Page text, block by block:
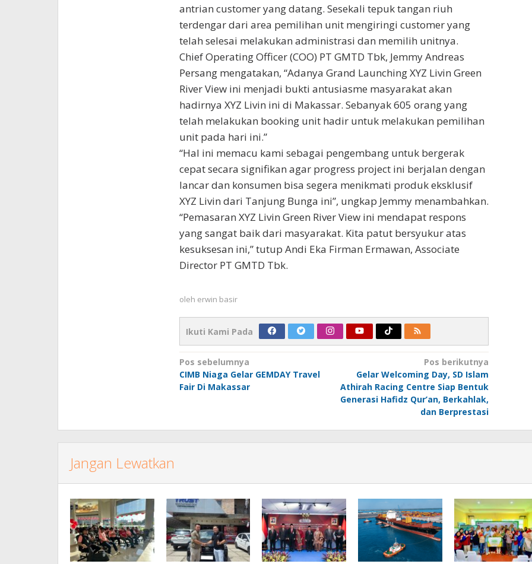
antrian customer yang datang. Sesekali tepuk tangan riuh
terdengar dari area pemilihan unit mengiringi customer yang
telah selesai melakukan administrasi dan memilih unitnya.
Chief Operating Officer (COO) PT GMTD Tbk, Jemmy Andreas
Persang mengatakan, “Adanya Grand Launching XYZ Livin Green
River View ini menjadi bukti antusiasme masyarakat akan
hadirnya XYZ Livin ini di Makassar. Sebanyak 605 orang yang
telah melakukan booking unit hadir untuk melakukan pemilihan
unit pada hari ini.”
“Hal ini memacu kami sebagai pengembang untuk bergerak
cepat secara signifikan agar progress project ini berjalan dengan
lancar dan konsumen bisa segera menikmati produk eksklusif
XYZ Livin dari Tanjung Bunga ini”, ungkap Jemmy menambahkan.
“Pemasaran XYZ Livin Green River View ini mendapat respons
yang sangat baik dari masyarakat. Kita patut bersyukur atas
kesuksesan ini,” tutup Andi Eka Firman Ermawan, Associate
Director PT GMTD Tbk.
oleh erwin basir
Ikuti Kami Pada
Navigasi
pos
Pos sebelumnya
CIMB Niaga Gelar GEMDAY Travel
Fair Di Makassar
Pos berikutnya
Gelar Welcoming Day, SD Islam
Athirah Racing Centre Siap Bentuk
Generasi Hafidz Qur’an, Berkahlak,
dan Berprestasi
Jangan Lewatkan